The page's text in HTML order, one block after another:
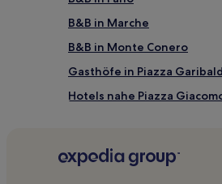
Preise
und
Verfügbarkeiten
können
ändern.
Bedingungen
B&B in Marche
B&B in Monte Conero
Gasthöfe in Piazza
Hotels nahe Piazza
Cassero Hotels